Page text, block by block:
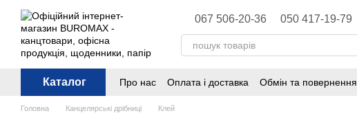
Перейти до основного контенту
067 506-20-36 050 417-19-79
Каталог Про нас Оплата і доставка Обмін та повернення
Головна Канцелярські дрібниці Клей